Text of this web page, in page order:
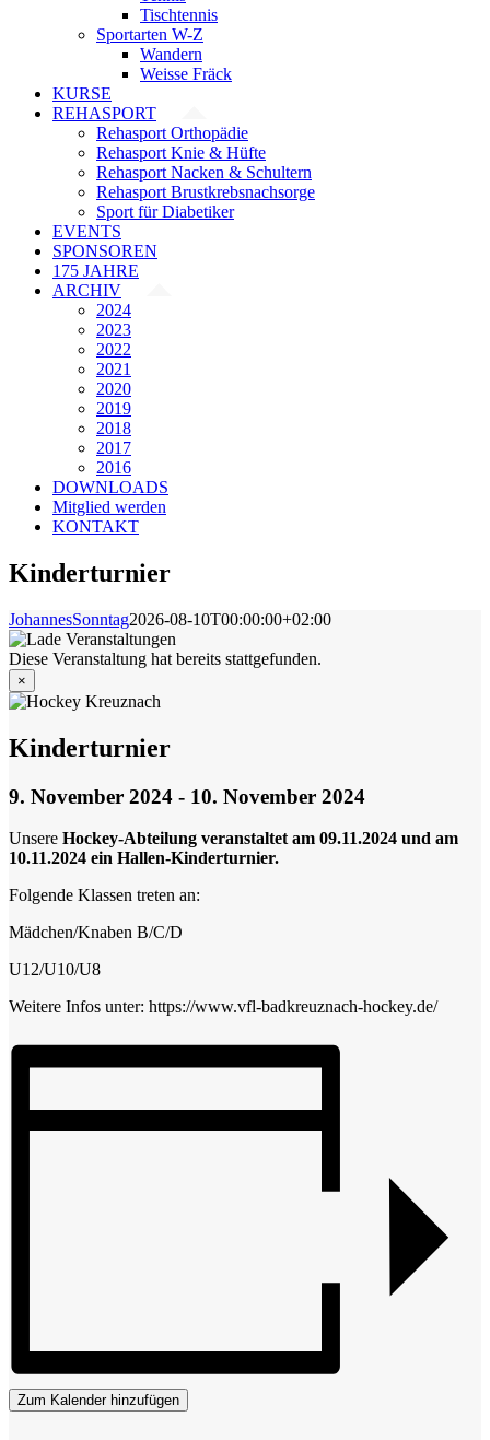
Tischtennis
Sportarten W-Z
Wandern
Weisse Fräck
KURSE
REHASPORT
Rehasport Orthopädie
Rehasport Knie & Hüfte
Rehasport Nacken & Schultern
Rehasport Brustkrebsnachsorge
Sport für Diabetiker
EVENTS
SPONSOREN
175 JAHRE
ARCHIV
2024
2023
2022
2021
2020
2019
2018
2017
2016
DOWNLOADS
Mitglied werden
KONTAKT
Kinderturnier
JohannesSonntag2026-08-10T00:00:00+02:00
Diese Veranstaltung hat bereits stattgefunden.
×
Kinderturnier
9. November 2024 - 10. November 2024
Unsere Hockey-Abteilung veranstaltet am 09.11.2024 und am
10.11.2024 ein Hallen-Kinderturnier.
Folgende Klassen treten an:
Mädchen/Knaben B/C/D
U12/U10/U8
Weitere Infos unter: https://www.vfl-badkreuznach-hockey.de/
Zum Kalender hinzufügen